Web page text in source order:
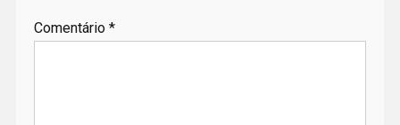
Comentário *